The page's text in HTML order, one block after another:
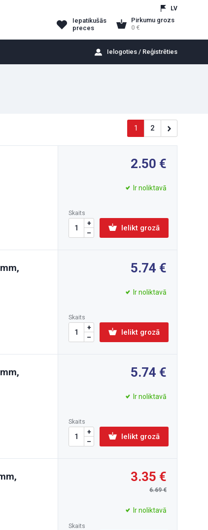
LV
Iepatikušās
preces
Pirkumu grozs
0
Ielogoties / Reģistrēties
1 2
2.50
Ir noliktavā
Skaits
Ielikt grozā
5.74
Ir noliktavā
Skaits
Ielikt grozā
5.74
Ir noliktavā
Skaits
Ielikt grozā
3.35
6.69
Ir noliktavā
Skaits